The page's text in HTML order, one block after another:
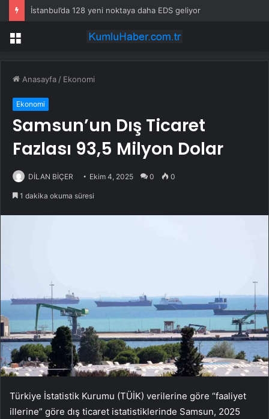
İstanbul’da 128 yeni noktaya daha EDS geliyor
Menü
Anasayfa / Ekonomi
Ekonomi
Samsun’un Dış Ticaret
Fazlası 93,5 Milyon Dolar
DİLAN BİÇER Ekim 4, 2025 0 0
1 dakika okuma süresi
Türkiye İstatistik Kurumu (TÜİK) verilerine göre “faaliyet
illerine” göre dış ticaret istatistiklerinde Samsun, 2025